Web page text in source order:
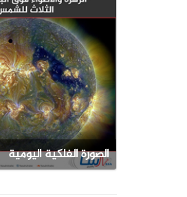
الصورة الفلكية اليومية